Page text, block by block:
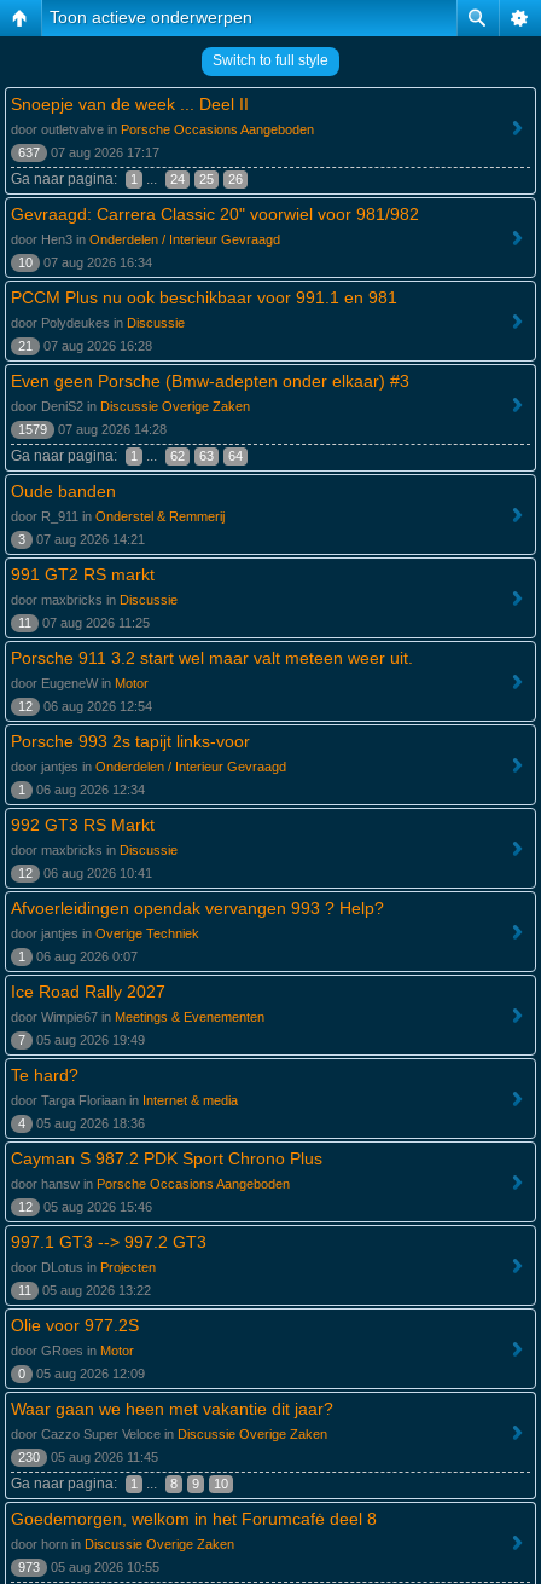
Toon actieve onderwerpen
Switch to full style
Snoepje van de week ... Deel II
door outletvalve in Porsche Occasions Aangeboden
637
07 aug 2026 17:17
Ga naar pagina: 1 ... 24 25 26
Gevraagd: Carrera Classic 20" voorwiel voor 981/982
door Hen3 in Onderdelen / Interieur Gevraagd
10
07 aug 2026 16:34
PCCM Plus nu ook beschikbaar voor 991.1 en 981
door Polydeukes in Discussie
21
07 aug 2026 16:28
Even geen Porsche (Bmw-adepten onder elkaar) #3
door DeniS2 in Discussie Overige Zaken
1579
07 aug 2026 14:28
Ga naar pagina: 1 ... 62 63 64
Oude banden
door R_911 in Onderstel & Remmerij
3
07 aug 2026 14:21
991 GT2 RS markt
door maxbricks in Discussie
11
07 aug 2026 11:25
Porsche 911 3.2 start wel maar valt meteen weer uit.
door EugeneW in Motor
12
06 aug 2026 12:54
Porsche 993 2s tapijt links-voor
door jantjes in Onderdelen / Interieur Gevraagd
1
06 aug 2026 12:34
992 GT3 RS Markt
door maxbricks in Discussie
12
06 aug 2026 10:41
Afvoerleidingen opendak vervangen 993 ? Help?
door jantjes in Overige Techniek
1
06 aug 2026 0:07
Ice Road Rally 2027
door Wimpie67 in Meetings & Evenementen
7
05 aug 2026 19:49
Te hard?
door Targa Floriaan in Internet & media
4
05 aug 2026 18:36
Cayman S 987.2 PDK Sport Chrono Plus
door hansw in Porsche Occasions Aangeboden
12
05 aug 2026 15:46
997.1 GT3 --> 997.2 GT3
door DLotus in Projecten
11
05 aug 2026 13:22
Olie voor 977.2S
door GRoes in Motor
0
05 aug 2026 12:09
Waar gaan we heen met vakantie dit jaar?
door Cazzo Super Veloce in Discussie Overige Zaken
230
05 aug 2026 11:45
Ga naar pagina: 1 ... 8 9 10
Goedemorgen, welkom in het Forumcafė deel 8
door horn in Discussie Overige Zaken
973
05 aug 2026 10:55